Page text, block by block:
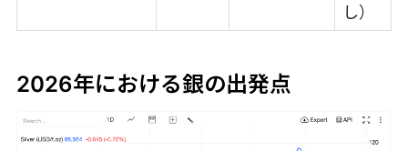
し）
2026年における銀の出発点